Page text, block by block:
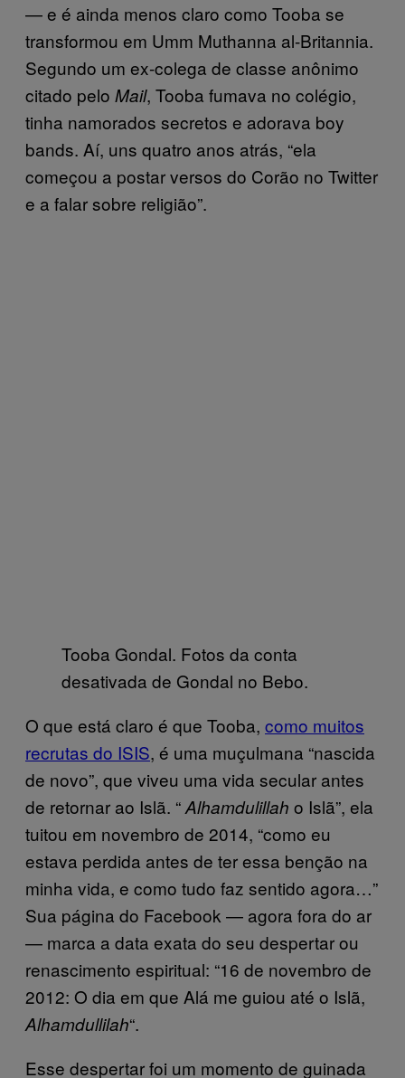
— e é ainda menos claro como Tooba se
transformou em Umm Muthanna al-Britannia.
Segundo um ex-colega de classe anônimo
citado pelo Mail, Tooba fumava no colégio,
tinha namorados secretos e adorava boy
bands. Aí, uns quatro anos atrás, “ela
começou a postar versos do Corão no Twitter
e a falar sobre religião”.
Tooba Gondal. Fotos da conta
desativada de Gondal no Bebo.
O que está claro é que Tooba, como muitos
recrutas do ISIS, é uma muçulmana “nascida
de novo”, que viveu uma vida secular antes
de retornar ao Islã. “Alhamdulillah o Islã”, ela
tuitou em novembro de 2014, “como eu
estava perdida antes de ter essa benção na
minha vida, e como tudo faz sentido agora…”
Sua página do Facebook — agora fora do ar
— marca a data exata do seu despertar ou
renascimento espiritual: “16 de novembro de
2012: O dia em que Alá me guiou até o Islã,
Alhamdullilah“.
Esse despertar foi um momento de guinada